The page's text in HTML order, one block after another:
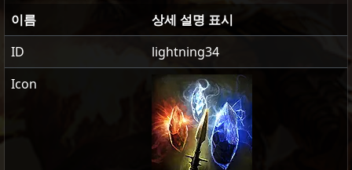
이름
상세 설명 표시
ID
lightning34
Icon